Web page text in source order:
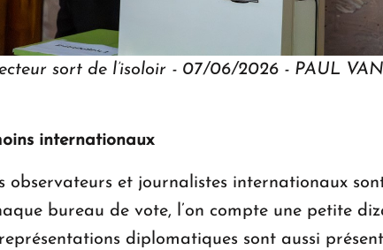
sort de l’isoloir - 07/06/2026 - PAUL
internationaux
observateurs et journalistes internationaux
bureau de vote, l’on compte une petite
diplomatiques sont aussi